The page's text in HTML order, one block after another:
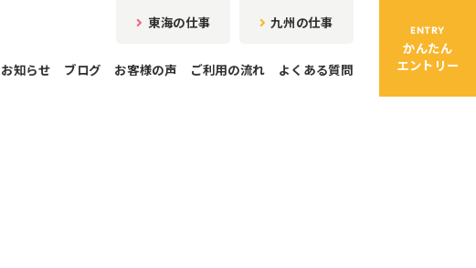
東海の仕事 九州の仕事
お知らせ ブログ お客様の声 ご利用の流れ よくある質問
ENTRY
かんたん
エントリー